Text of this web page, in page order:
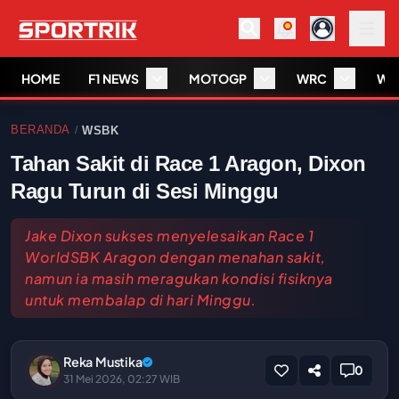
HOME F1 NEWS MOTOGP WRC
BERANDA / WSBK
Tahan Sakit di Race 1 Aragon, Dixon
Ragu Turun di Sesi Minggu
Jake Dixon sukses menyelesaikan Race 1
WorldSBK Aragon dengan menahan sakit,
namun ia masih meragukan kondisi fisiknya
untuk membalap di hari Minggu.
Reka Mustika
31 Mei 2026, 02:27 WIB
0